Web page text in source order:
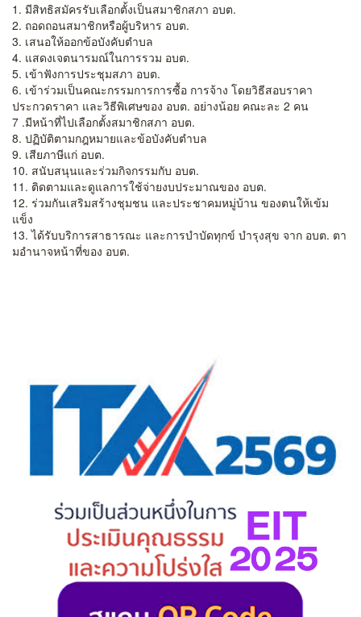
1. มีสิทธิสมัครรับเลือกตั้งเป็นสมาชิกสภา อบต.
2. ถอดถอนสมาชิกหรือผู้บริหาร อบต.
3. เสนอให้ออกข้อบังคับตําบล
4. แสดงเจตนารมณ์ในการรวม อบต.
5. เข้าฟังการประชุมสภา อบต.
6. เข้าร่วมเป็นคณะกรรมการการซื้อ การจ้าง โดยวิธีสอบราคา
ประกวดราคา และวิธีพิเศษของ อบต. อย่างน้อย คณะละ 2 คน
7 .มีหน้าที่ไปเลือกตั้งสมาชิกสภา อบต.
8. ปฏิบัติตามกฎหมายและข้อบังคับตําบล
9. เสียภาษีแก่ อบต.
10. สนับสนุนและร่วมกิจกรรมกับ อบต.
11. ติดตามและดูแลการใช้จ่ายงบประมาณของ อบต.
12. ร่วมกันเสริมสร้างชุมชน และประชาคมหมู่บ้าน ของตนให้เข้ม
แข็ง
13. ได้รับบริการสาธารณะ และการบําบัดทุกข์ บํารุงสุข จาก อบต. ตา
มอํานาจหน้าที่ของ อบต.